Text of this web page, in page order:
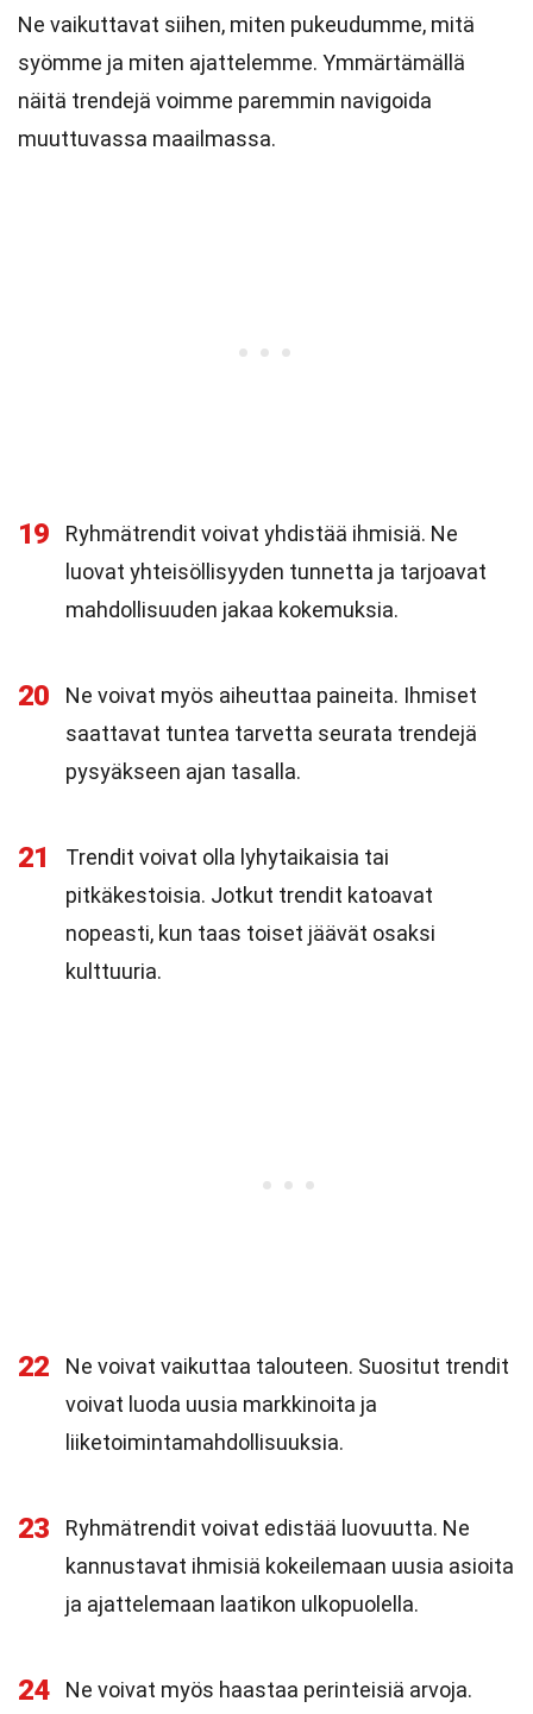
Ne vaikuttavat siihen, miten pukeudumme, mitä
syömme ja miten ajattelemme. Ymmärtämällä
näitä trendejä voimme paremmin navigoida
muuttuvassa maailmassa.
19
Ryhmätrendit voivat yhdistää ihmisiä. Ne
luovat yhteisöllisyyden tunnetta ja tarjoavat
mahdollisuuden jakaa kokemuksia.
20
Ne voivat myös aiheuttaa paineita. Ihmiset
saattavat tuntea tarvetta seurata trendejä
pysyäkseen ajan tasalla.
21
Trendit voivat olla lyhytaikaisia tai
pitkäkestoisia. Jotkut trendit katoavat
nopeasti, kun taas toiset jäävät osaksi
kulttuuria.
22
Ne voivat vaikuttaa talouteen. Suositut trendit
voivat luoda uusia markkinoita ja
liiketoimintamahdollisuuksia.
23
Ryhmätrendit voivat edistää luovuutta. Ne
kannustavat ihmisiä kokeilemaan uusia asioita
ja ajattelemaan laatikon ulkopuolella.
24
Ne voivat myös haastaa perinteisiä arvoja.